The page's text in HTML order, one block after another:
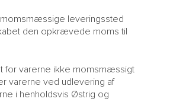
leveringssted
den opkrævede moms til
for varerne ikke momsmæssigt
varerne ved udlevering af
i henholdsvis Østrig og